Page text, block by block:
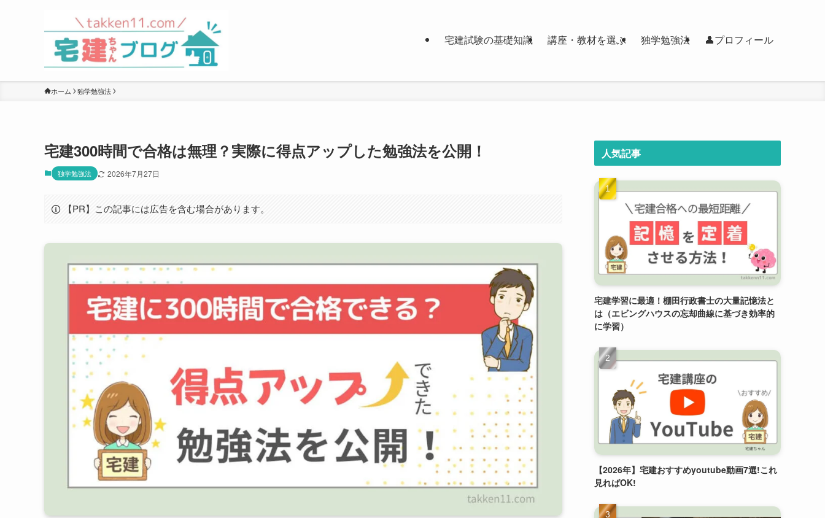
宅建試験の基礎知識 講座・教材を選ぶ 独学勉強法 👤プロフィール
ホーム 独学勉強法
宅建300時間で合格は無理？実際に得点アップした勉強法を公開！
独学勉強法 2026年7月27日
【PR】この記事には広告を含む場合があります。
人気記事
宅建学習に最適！棚田行政書士の大量記憶法と
は（エビングハウスの忘却曲線に基づき効率的
に学習）
【2026年】宅建おすすめyoutube動画7選!これ
見ればOK!